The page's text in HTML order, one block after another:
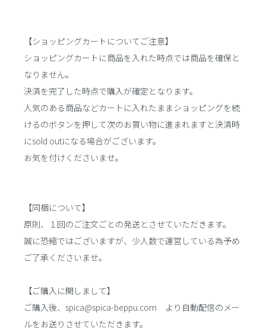
【ショッピングカートについてご注意】
ショッピングカートに商品を入れた時点では商品を確保と
なりません。
決済を完了した時点で購入が確定となります。
人気のある商品などカートに入れたままショッピングを続
けるのボタンを押して次のお買い物に進まれますと決済時
にsold outになる場合がございます。
お気を付けくださいませ。
【同梱について】
原則、１回のご注文ごとの発送とさせていただきます。
誠に恐縮ではございますが、少人数で運営している為予め
ご了承くださいませ。
【ご購入に関しまして】
ご購入後、spica@spica-beppu.com より自動配信のメー
ルをお送りさせていただきます。